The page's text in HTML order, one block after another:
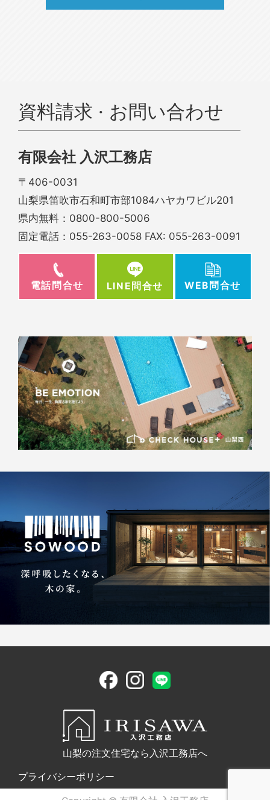
資料請求 · お問い合わせ
有限会社 入沢工務店
〒406-0031
山梨県笛吹市石和町市部1084ハヤカワビル201
県内無料： 0800-800-5006
固定電話： 055-263-0058 FAX: 055-263-0091
電話問合せ LINE問合せ WEB問合せ
山梨の注文住宅なら入沢工務店へ
プライバシーポリシー